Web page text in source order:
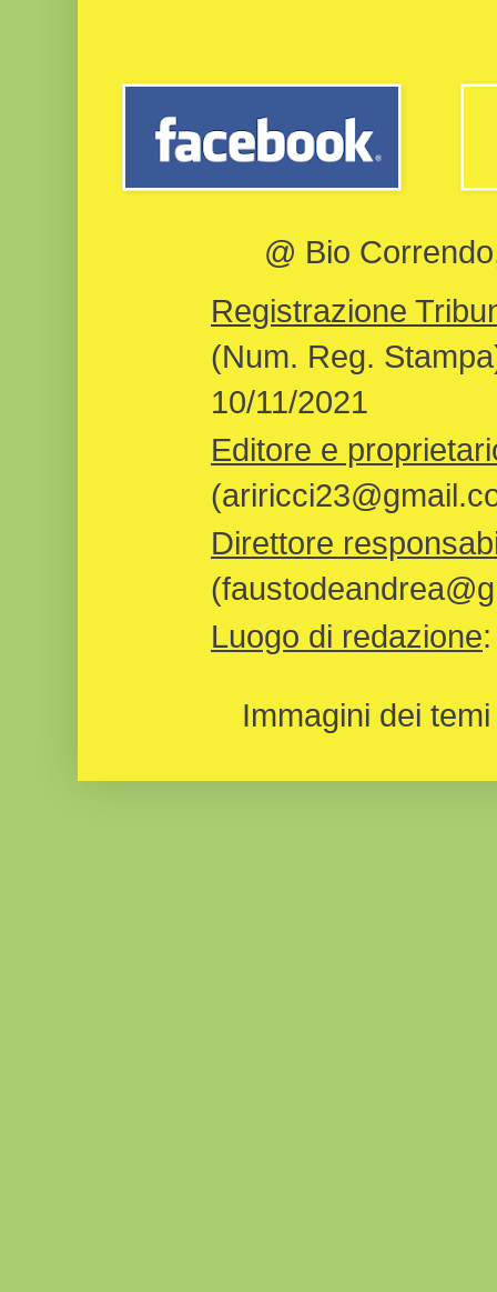
@ Bio
Registrazione
(Num. Reg.
10/11/2021
Editore e
Direttore
Luogo di redazione
Immagini dei